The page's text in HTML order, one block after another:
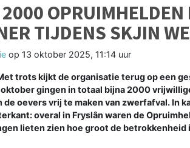
OPRUIMHELDEN
TIJDENS SKJIN
op 13 oktober 2025, 11:14 uur
trots kijkt de organisatie terug op een
oktober gingen in totaal bijna 2000
oevers vrij te maken van zwerfafval. In
overal in Fryslân waren de
lieten zien hoe groot de betrokkenheid